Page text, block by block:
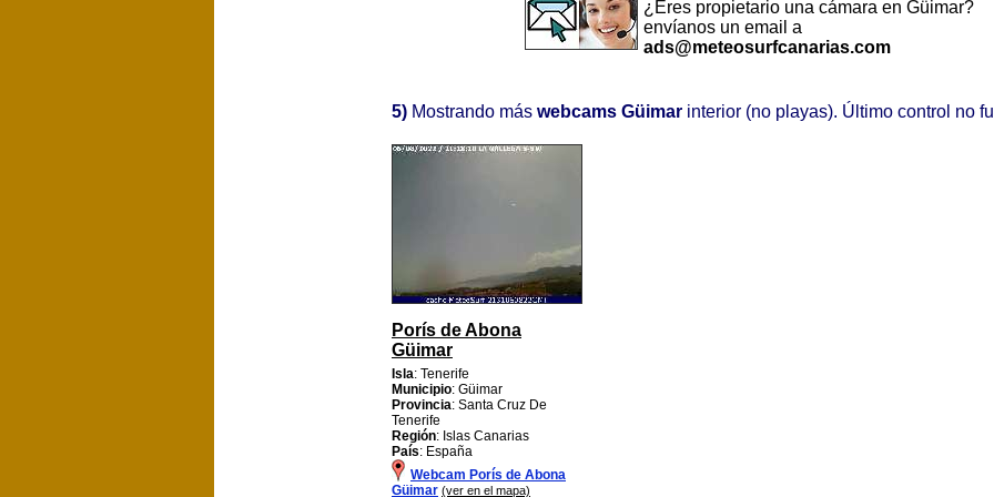
¿Eres propietario una cámara en Güimar?
envíanos un email a
ads@meteosurfcanarias.com
5) Mostrando más webcams Güimar interior (no playas). Último control no
Porís de Abona
Güimar
Isla: Tenerife
Municipio: Güimar
Provincia: Santa Cruz De
Tenerife
Región: Islas Canarias
País: España
Webcam Porís de Abona
Güimar (ver en el mapa)